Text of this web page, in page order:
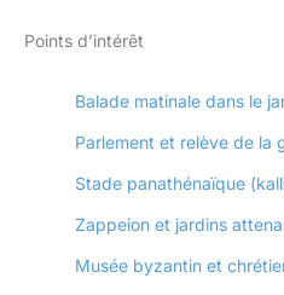
Points d’intérêt
Balade matinale dans le
Parlement et relève de la
Stade panathénaïque
Zappeion et jardins
Musée byzantin et